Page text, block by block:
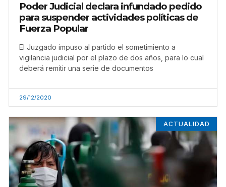
Poder Judicial declara infundado pedido
para suspender actividades políticas de
Fuerza Popular
El Juzgado impuso al partido el sometimiento a
vigilancia judicial por el plazo de dos años, para lo cual
deberá remitir una serie de documentos
29/12/2020
ACTUALIDAD